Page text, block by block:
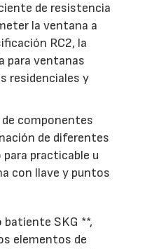
de resistencia
la ventana a
RC2, la
para ventanas
residenciales y
de componentes
de diferentes
practicable u
con llave y puntos
batiente SKG **,
elementos de